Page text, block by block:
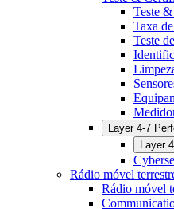
Teste
Taxa
Teste
Layer 4-7
Layer
Rádio móvel
Rádio móvel